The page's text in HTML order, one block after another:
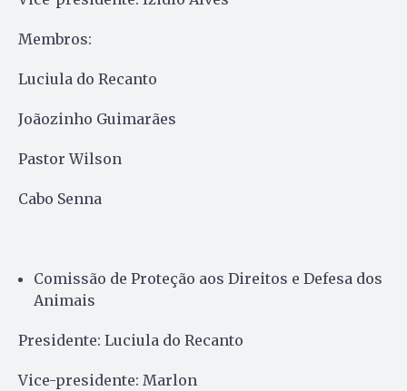
Membros:
Luciula do Recanto
Joãozinho Guimarães
Pastor Wilson
Cabo Senna
Comissão de Proteção aos Direitos e Defesa dos
Animais
Presidente: Luciula do Recanto
Vice-presidente: Marlon